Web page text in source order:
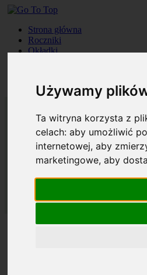
Używamy
Ta witryna korzysta z
celach:aby umożliwić
internetowej,aby
marketingowe,aby
Strona główna
Roczniki
Okładki